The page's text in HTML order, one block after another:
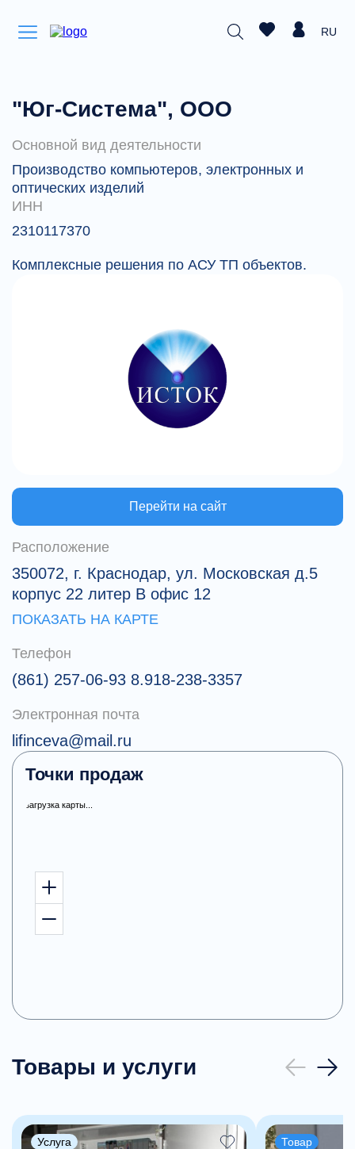
RU
Перейти на сайт
Расположение
350072, г. Краснодар, ул. Московская д.5
корпус 22 литер В офис 12
ПОКАЗАТЬ НА КАРТЕ
Телефон
(861) 257-06-93 8.918-238-3357
Электронная почта
lifinceva@mail.ru
"Юг-Система", ООО
Основной вид деятельности
Производство компьютеров, электронных и
оптических изделий
ИНН
2310117370
Комплексные решения по АСУ ТП объектов.
Точки продаж
загрузка карты...
Товары и услуги
Услуга Товар